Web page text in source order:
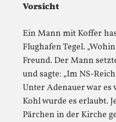
Vorsicht
Ein Mann mit Koffer
Flughafen Tegel.
Freund. Der Mann
und sagte: „Im NS-
Unter Adenauer war es
Kohl wurde es erlaubt.
Pärchen in der Kirche